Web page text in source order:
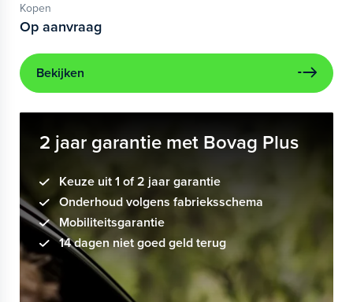
Kopen
Op aanvraag
Bekijken
2 jaar garantie met Bovag Plus
Keuze uit 1 of 2 jaar garantie
Onderhoud volgens fabrieksschema
Mobiliteitsgarantie
14 dagen niet goed geld terug